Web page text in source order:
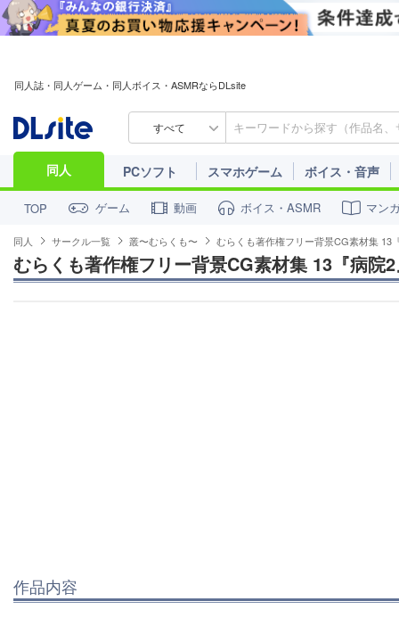
同人誌・同人ゲーム・同人ボイス・ASMRならDLsite
すべて
同人 PCソフト スマホゲーム ボイス・音声
TOP ゲーム 動画 ボイス・ASMR マン
同人 サークル一覧 叢〜むらくも〜 むらくも著作権フリー背景CG素材集 13
むらくも著作権フリー背景CG素材集 13『病院
作品内容